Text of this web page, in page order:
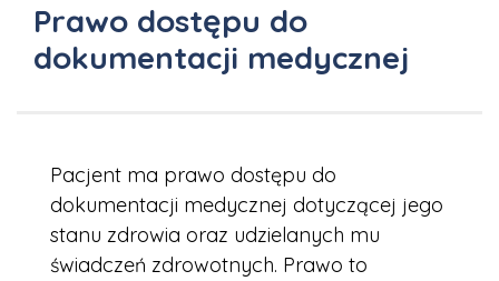
Prawo dostępu do
dokumentacji medycznej
Pacjent ma prawo dostępu do
dokumentacji medycznej dotyczącej jego
stanu zdrowia oraz udzielanych mu
świadczeń zdrowotnych. Prawo to